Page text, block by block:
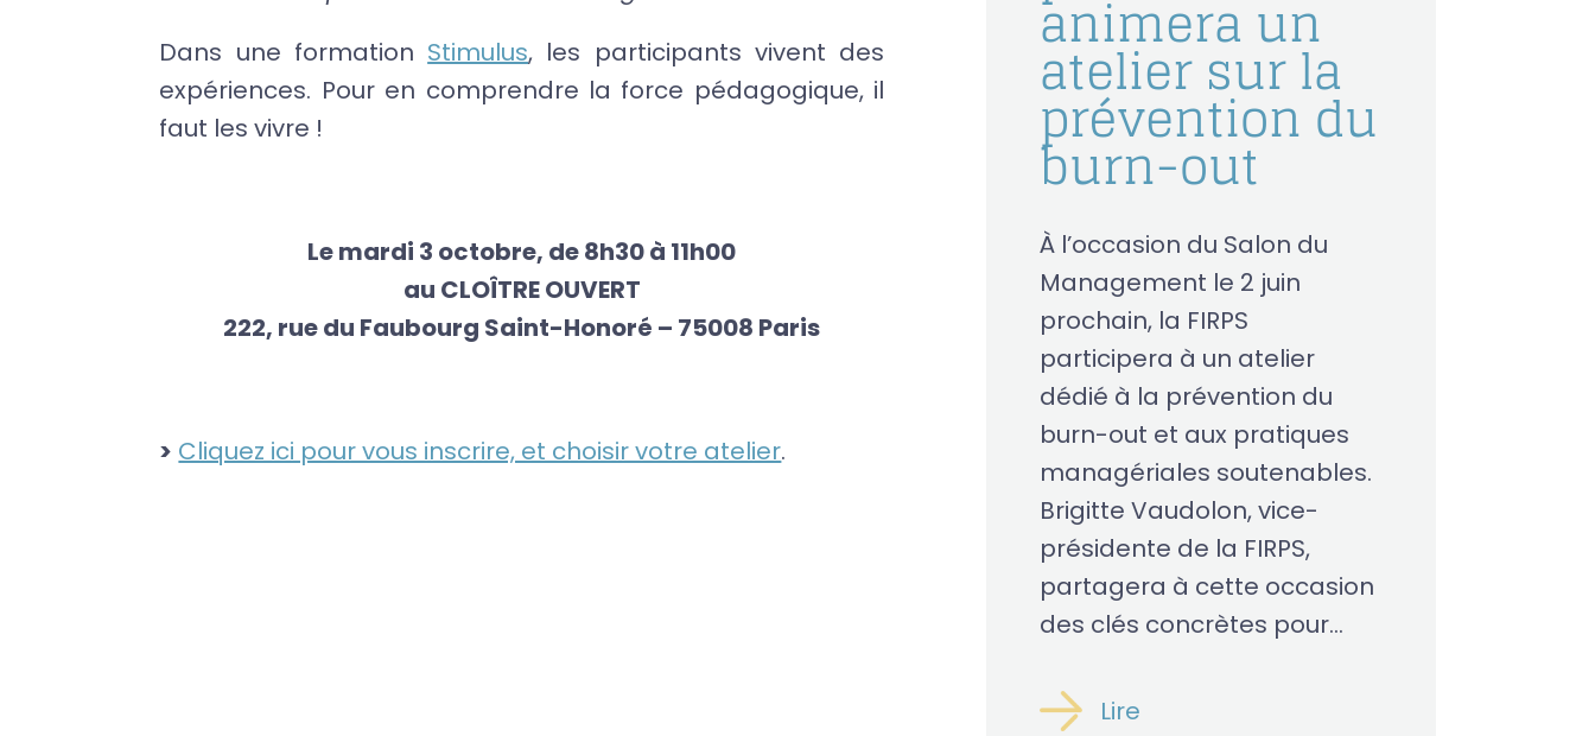
Dans une formation Stimulus, les participants vivent des
expériences. Pour en comprendre la force pédagogique, il
faut les vivre !
Le mardi 3 octobre, de 8h30 à 11h00
au CLOÎTRE OUVERT
222, rue du Faubourg Saint-Honoré – 75008 Paris
> Cliquez ici pour vous inscrire, et choisir votre atelier.
animera un
atelier sur la
prévention du
burn-out
À l’occasion du Salon du
Management le 2 juin
prochain, la FIRPS
participera à un atelier
dédié à la prévention du
burn-out et aux pratiques
managériales soutenables.
Brigitte Vaudolon, vice-
présidente de la FIRPS,
partagera à cette occasion
des clés concrètes pour...
Lire